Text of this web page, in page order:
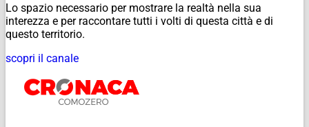
Lo spazio necessario per mostrare la realtà nella sua
interezza e per raccontare tutti i volti di questa città e di
questo territorio.
scopri il canale